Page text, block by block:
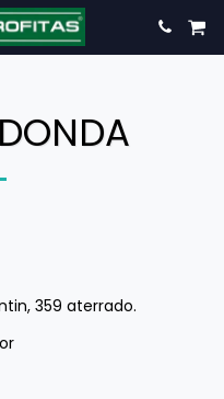
359 aterrado.